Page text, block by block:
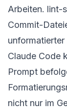
Arbeiten. lint-
Commit-
Claude Code
Prompt
nicht nur im